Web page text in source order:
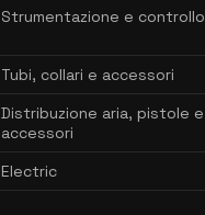
Strumentazione e controllo
Tubi, collari e accessori
Distribuzione aria, pistole e
accessori
Electric